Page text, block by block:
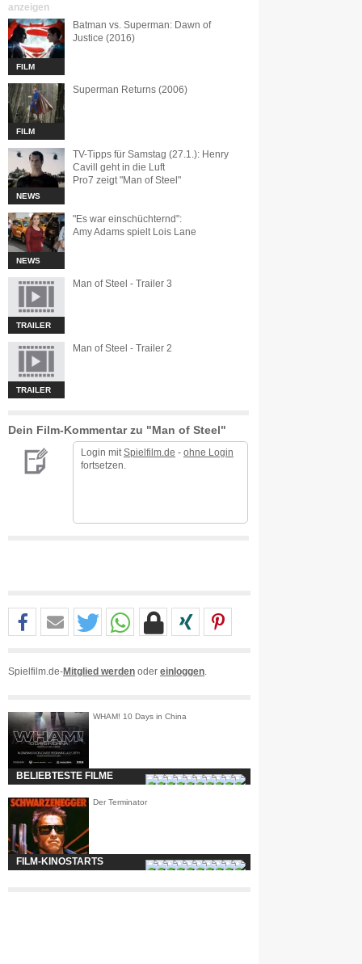
anzeigen
FILM
Batman vs. Superman: Dawn of
Justice (2016)
FILM
Superman Returns (2006)
NEWS
TV-Tipps für Samstag (27.1.): Henry
Cavill geht in die Luft
Pro7 zeigt "Man of Steel"
NEWS
"Es war einschüchternd":
Amy Adams spielt Lois Lane
TRAILER
Man of Steel - Trailer 3
TRAILER
Man of Steel - Trailer 2
Dein Film-Kommentar zu "Man of Steel"
Login mit Spielfilm.de - ohne Login
fortsetzen.
Spielfilm.de-Mitglied werden oder einloggen
WHAM! 10 Days in China
BELIEBTESTE FILME
Der Terminator
FILM-KINOSTARTS